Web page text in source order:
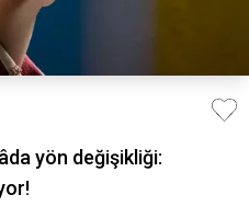
yön değişikliği: